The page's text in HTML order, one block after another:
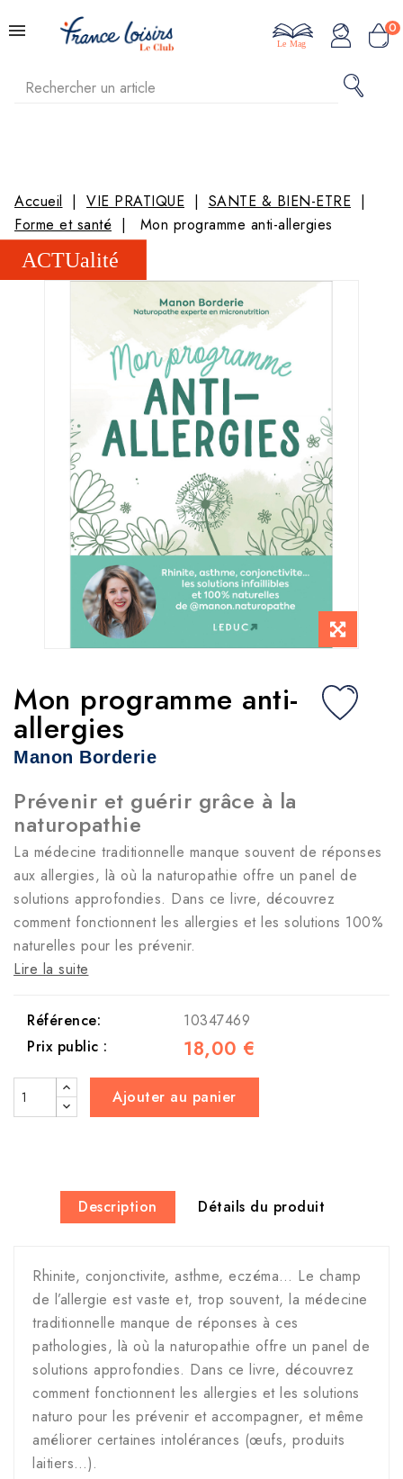
0
Le Mag
Accueil VIE PRATIQUE
SANTE & BIEN-ETRE
Forme et santé
Mon programme anti-allergies
Mon programme anti-
allergies
Manon Borderie
Prévenir et guérir grâce à la
naturopathie
La médecine traditionnelle manque souvent de réponses
aux allergies, là où la naturopathie offre un panel de
solutions approfondies. Dans ce livre, découvrez
comment fonctionnent les allergies et les solutions 100%
naturelles pour les prévenir.
Lire la suite
Référence:
10347469
Prix public :
18,00 €
Ajouter au panier
Description Détails du produit
Rhinite, conjonctivite, asthme, eczéma… Le champ
de l’allergie est vaste et, trop souvent, la médecine
traditionnelle manque de réponses à ces
pathologies, là où la naturopathie offre un panel de
solutions approfondies. Dans ce livre, découvrez
comment fonctionnent les allergies et les solutions
naturo pour les prévenir et accompagner, et même
améliorer certaines intolérances (œufs, produits
laitiers…).